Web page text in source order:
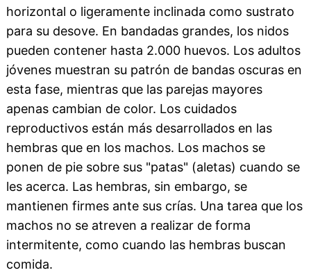
horizontal o ligeramente inclinada como sustrato
para su desove. En bandadas grandes, los nidos
pueden contener hasta 2.000 huevos. Los adultos
jóvenes muestran su patrón de bandas oscuras en
esta fase, mientras que las parejas mayores
apenas cambian de color. Los cuidados
reproductivos están más desarrollados en las
hembras que en los machos. Los machos se
ponen de pie sobre sus "patas" (aletas) cuando se
les acerca. Las hembras, sin embargo, se
mantienen firmes ante sus crías. Una tarea que los
machos no se atreven a realizar de forma
intermitente, como cuando las hembras buscan
comida.